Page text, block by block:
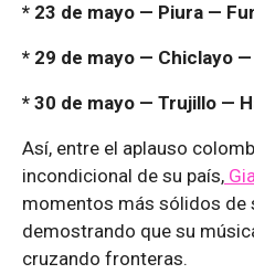
* 23 de mayo — Piura —
* 29 de mayo — Chiclayo
* 30 de mayo — Trujillo —
Así, entre el aplauso
incondicional de su país,
momentos más sólidos de
demostrando que su
cruzando fronteras.